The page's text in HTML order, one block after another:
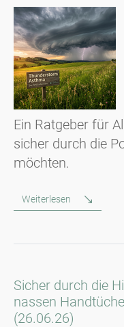
Ein Ratgeber für
sicher durch die
möchten.
Weiterlesen
Sicher durch die
nassen
(26.06.26)